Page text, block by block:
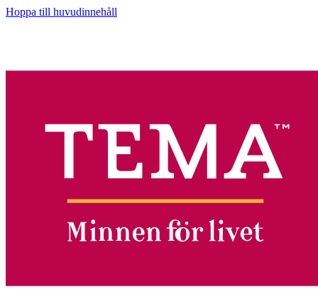
Hoppa till huvudinnehåll